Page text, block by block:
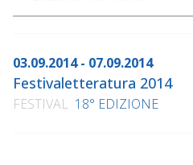
03.09.2014 - 07.09.2014
Festivaletteratura 2014
FESTIVAL 18° EDIZIONE